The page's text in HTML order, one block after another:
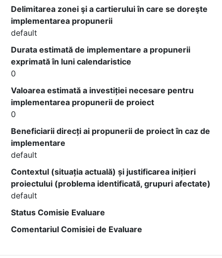
Delimitarea zonei şi a cartierului în care se doreşte
implementarea propunerii
default
Durata estimată de implementare a propunerii
exprimată în luni calendaristice
0
Valoarea estimată a investiției necesare pentru
implementarea propunerii de proiect
0
Beneficiarii direcți ai propunerii de proiect în caz de
implementare
default
Contextul (situația actuală) și justificarea inițieri
proiectului (problema identificată, grupuri afectate)
default
Status Comisie Evaluare
Comentariul Comisiei de Evaluare